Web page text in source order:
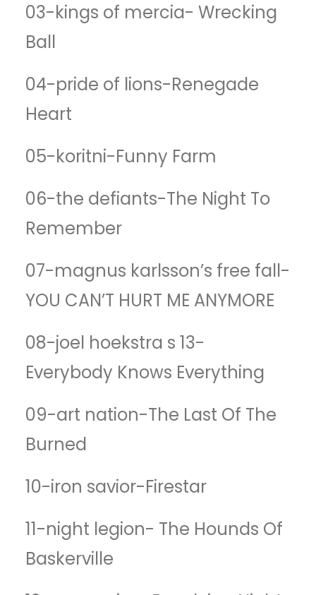
03-kings of mercia- Wrecking
Ball
04-pride of lions-Renegade
Heart
05-koritni-Funny Farm
06-the defiants-The Night To
Remember
07-magnus karlsson’s free fall-
YOU CAN’T HURT ME ANYMORE
08-joel hoekstra s 13-
Everybody Knows Everything
09-art nation-The Last Of The
Burned
10-iron savior-Firestar
11-night legion- The Hounds Of
Baskerville